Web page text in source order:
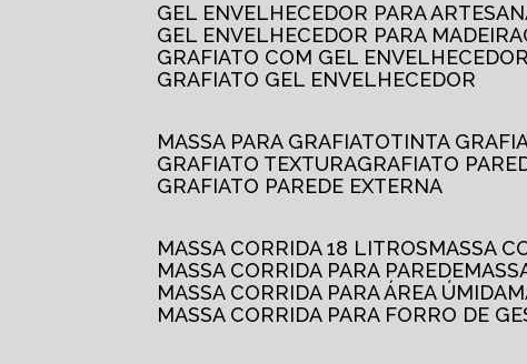
GEL ENVELHECEDOR PARA
GEL ENVELHECEDOR PARA MADEIRA
GRAFIATO COM GEL ENVELHECEDOR
GRAFIATO GEL ENVELHECEDOR
MASSA PARA GRAFIATO
TINTA
GRAFIATO TEXTURA
GRAFIATO
GRAFIATO PAREDE EXTERNA
MASSA CORRIDA 18 LITROS
MASSA
MASSA CORRIDA PARA PAREDE
MASSA CORRIDA PARA ÁREA ÚMIDA
MASSA CORRIDA PARA FORRO DE